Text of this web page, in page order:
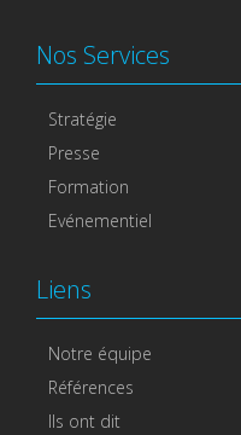
Nos Services
Stratégie
Presse
Formation
Evénementiel
Liens
Notre équipe
Références
Ils ont dit